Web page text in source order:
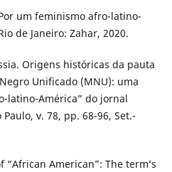
um feminismo afro-latino-
de Janeiro: Zahar, 2020.
Origens históricas da pauta
Unificado (MNU): uma
latino-América” do jornal
v. 78, pp. 68-96, Set.-
“African American”: The term’s